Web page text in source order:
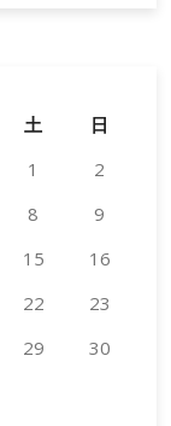
土
日
1
2
8
9
15
16
22
23
29
30